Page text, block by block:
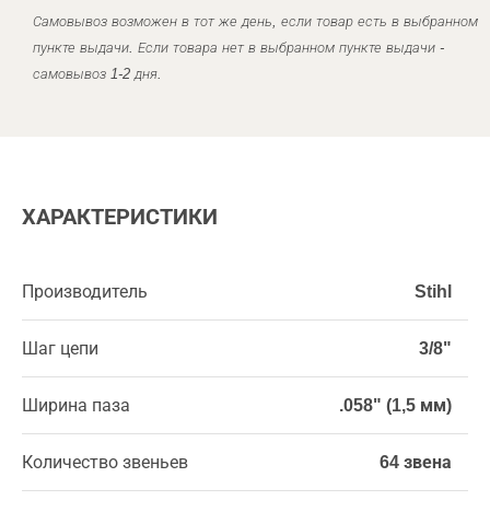
Самовывоз возможен в тот же день, если товар есть в выбранном
пункте выдачи. Если товара нет в выбранном пункте выдачи -
самовывоз 1-2 дня.
ХАРАКТЕРИСТИКИ
Производитель Stihl
Шаг цепи 3/8"
Ширина паза .058" (1,5 мм)
Количество звеньев 64 звена